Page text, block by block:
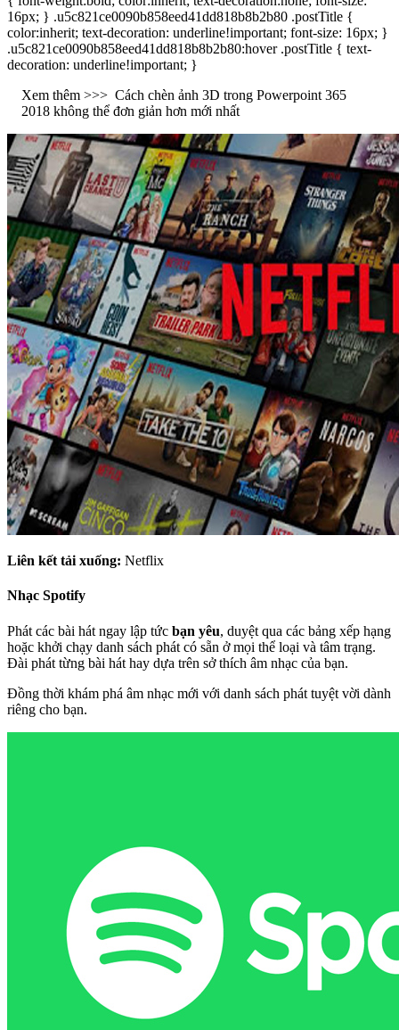
16px; } .u5c821ce0090b858eed41dd818b8b2b80 .postTitle {
color:inherit; text-decoration: underline!important; font-size: 16px; }
.u5c821ce0090b858eed41dd818b8b2b80:hover .postTitle { text-
decoration: underline!important; }
Xem thêm >>> Cách chèn ảnh 3D trong Powerpoint 365
2018 không thể đơn giản hơn mới nhất
Liên kết tải xuống: Netflix
Nhạc Spotify
Phát các bài hát ngay lập tức bạn yêu, duyệt qua các bảng xếp hạng
hoặc khởi chạy danh sách phát có sẵn ở mọi thể loại và tâm trạng.
Đài phát từng bài hát hay dựa trên sở thích âm nhạc của bạn.
Đồng thời khám phá âm nhạc mới với danh sách phát tuyệt vời dành
riêng cho bạn.